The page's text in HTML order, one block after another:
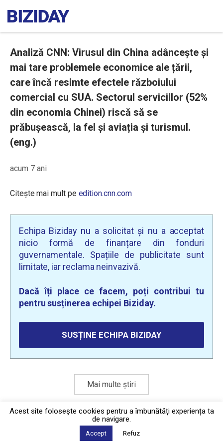
Analiză CNN: Virusul din China adâncește și
mai tare problemele economice ale țării,
care încă resimte efectele războiului
comercial cu SUA. Sectorul serviciilor (52%
din economia Chinei) riscă să se
prăbușească, la fel și aviația și turismul.
(eng.)
acum 7 ani
Citește mai mult pe edition.cnn.com
Echipa Biziday nu a solicitat și nu a acceptat
nicio formă de finanțare din fonduri
guvernamentale. Spațiile de publicitate sunt
limitate, iar reclama neinvazivă.
Dacă îți place ce facem, poți contribui tu
pentru susținerea echipei Biziday.
SUSȚINE ECHIPA BIZIDAY
Mai multe știri
Politica de confidențialitate
2026 © Biziday
Acest site foloseşte cookies pentru a îmbunătăți experiența ta
de navigare.
Accept Refuz